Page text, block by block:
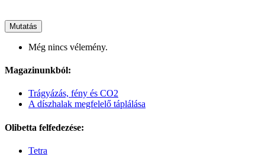
Mutatás
Még nincs vélemény.
Magazinunkból:
Trágyázás, fény és CO2
A díszhalak megfelelő táplálása
Olibetta felfedezése:
Tetra